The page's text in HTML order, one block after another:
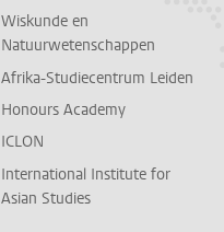
Wiskunde en
Natuurwetenschappen
Afrika-Studiecentrum Leiden
Honours Academy
ICLON
International Institute for
Asian Studies